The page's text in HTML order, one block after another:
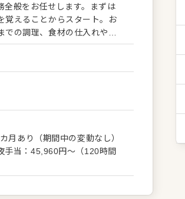
全般をお任せします。まずは
覚えることからスタート。お
の調理、食材の仕入れや在
りなが
プを炊き上げるなど、1杯1
ーの調理も店内で行うため、
プ。経験者なら1〜2年、未
を大幅に削減しています。有
ありません。特別休暇6日な
ないシフト管理で、腰を据え
あり（期間中の変動なし）
当：45,960円～（120時間